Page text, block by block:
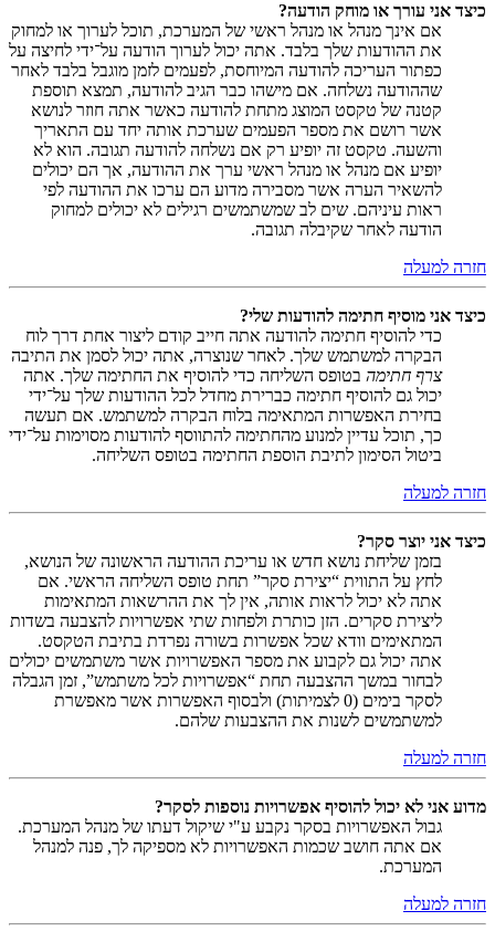
כיצד אני עורך או מוחק הודעה?
אם אינך מנהל או מנהל ראשי של המערכת, תוכל לערוך או למחוק
את ההודעות שלך בלבד. אתה יכול לערוך הודעה על־ידי לחיצה על
כפתור העריכה להודעה המיוחסת, לפעמים לזמן מוגבל בלבד לאחר
שההודעה נשלחה. אם מישהו כבר הגיב להודעה, תמצא תוספת
קטנה של טקסט המוצג מתחת להודעה כאשר אתה חוזר לנושא
אשר רושם את מספר הפעמים שערכת אותה יחד עם התאריך
והשעה. טקסט זה יופיע רק אם נשלחה להודעה תגובה. הוא לא
יופיע אם מנהל או מנהל ראשי ערך את ההודעה, אך הם יכולים
להשאיר הערה אשר מסבירה מדוע הם ערכו את ההודעה לפי
ראות עיניהם. שים לב שמשתמשים רגילים לא יכולים למחוק
הודעה לאחר שקיבלה תגובה.
חזרה למעלה
כיצד אני מוסיף חתימה להודעות שלי?
כדי להוסיף חתימה להודעה אתה חייב קודם ליצור אחת דרך לוח
הבקרה למשתמש שלך. לאחר שנוצרה, אתה יכול לסמן את התיבה
צרף חתימה בטופס השליחה כדי להוסיף את החתימה שלך. אתה
יכול גם להוסיף חתימה כברירת מחדל לכל ההודעות שלך על־ידי
בחירת האפשרות המתאימה בלוח הבקרה למשתמש. אם תעשה
כך, תוכל עדיין למנוע מהחתימה להתווסף להודעות מסוימות על־ידי
ביטול הסימון לתיבת הוספת החתימה בטופס השליחה.
חזרה למעלה
כיצד אני יוצר סקר?
בזמן שליחת נושא חדש או עריכת ההודעה הראשונה של הנושא,
לחץ על התווית “יצירת סקר” תחת טופס השליחה הראשי. אם
אתה לא יכול לראות אותה, אין לך את ההרשאות המתאימות
ליצירת סקרים. הזן כותרת ולפחות שתי אפשרויות להצבעה בשדות
המתאימים וודא שכל אפשרות בשורה נפרדת בתיבת הטקסט.
אתה יכול גם לקבוע את מספר האפשרויות אשר משתמשים יכולים
לבחור במשך ההצבעה תחת “אפשרויות לכל משתמש”, זמן הגבלה
לסקר בימים (0 לצמיתות) ולבסוף האפשרות אשר מאפשרת
למשתמשים לשנות את ההצבעות שלהם.
חזרה למעלה
מדוע אני לא יכול להוסיף אפשרויות נוספות לסקר?
גבול האפשרויות בסקר נקבע ע"י שיקול דעתו של מנהל המערכת.
אם אתה חושב שכמות האפשרויות לא מספיקה לך, פנה למנהל
המערכת.
חזרה למעלה